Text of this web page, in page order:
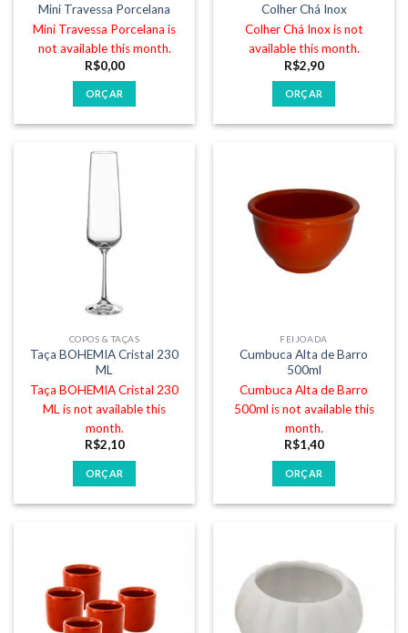
Mini Travessa Porcelana
Mini Travessa Porcelana is
not available this month.
R$0,00
ORÇAR
Colher Chá Inox
Colher Chá Inox is not
available this month.
R$2,90
ORÇAR
COPOS & TAÇAS
Taça BOHEMIA Cristal 230
ML
Taça BOHEMIA Cristal 230
ML is not available this
month.
R$2,10
ORÇAR
FEIJOADA
Cumbuca Alta de Barro
500ml
Cumbuca Alta de Barro
500ml is not available this
month.
R$1,40
ORÇAR